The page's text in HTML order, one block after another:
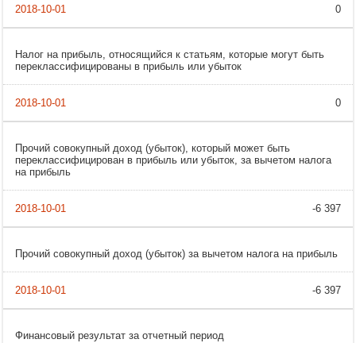
0
Налог на прибыль, относящийся к статьям, которые могут быть
переклассифицированы в прибыль или убыток
0
Прочий совокупный доход (убыток), который может быть
переклассифицирован в прибыль или убыток, за вычетом налога
на прибыль
-6 397
Прочий совокупный доход (убыток) за вычетом налога на прибыль
-6 397
Финансовый результат за отчетный период